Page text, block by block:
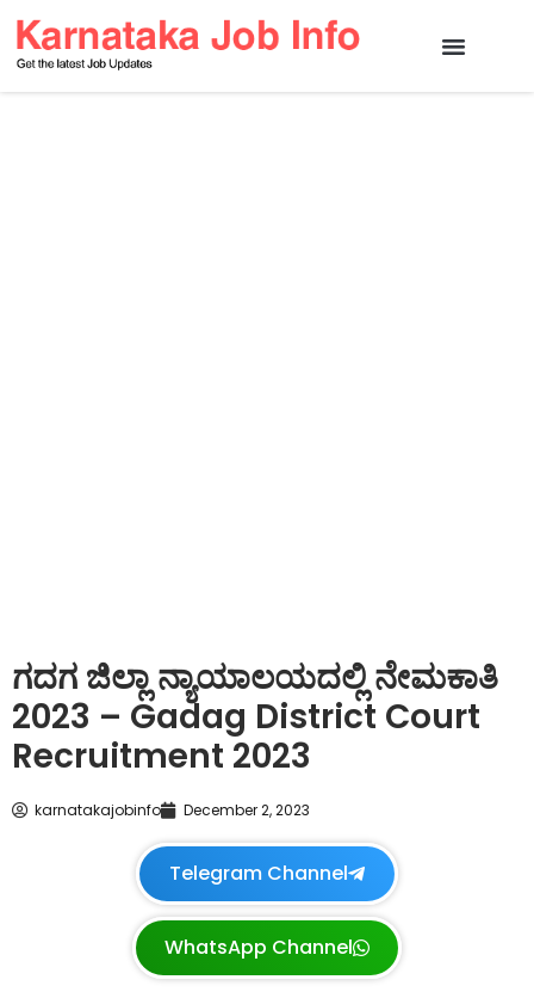
ಗದಗ ಜಿಲ್ಲಾ ನ್ಯಾಯಾಲಯದಲ್ಲಿ ನೇಮಕಾತಿ
2023 – Gadag District Court
Recruitment 2023
karnatakajobinfo December 2, 2023
Telegram Channel
WhatsApp Channel